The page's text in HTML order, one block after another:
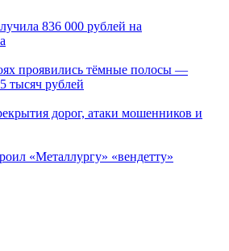
836 000 рублей на
проявились тёмные полосы —
тысяч рублей
дорог, атаки мошенников и
«Металлургу» «вендетту»